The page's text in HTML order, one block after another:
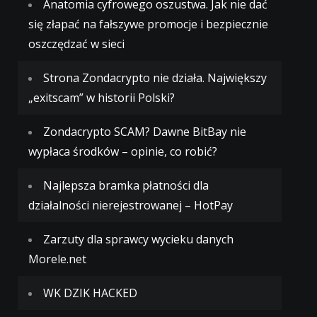
Anatomia cyfrowego oszustwa. Jak nie dać
się złapać na fałszywe promocje i bezpiecznie
oszczędzać w sieci
Strona Zondacrypto nie działa. Największy
„exitscam” w historii Polski?
Zondacrypto SCAM? Dawne BitBay nie
wypłaca środków – opinie, co robić?
Najlepsza bramka płatności dla
działalności nierejestrowanej – HotPay
Zarzuty dla sprawcy wycieku danych
Morele.net
WK DZIK HACKED